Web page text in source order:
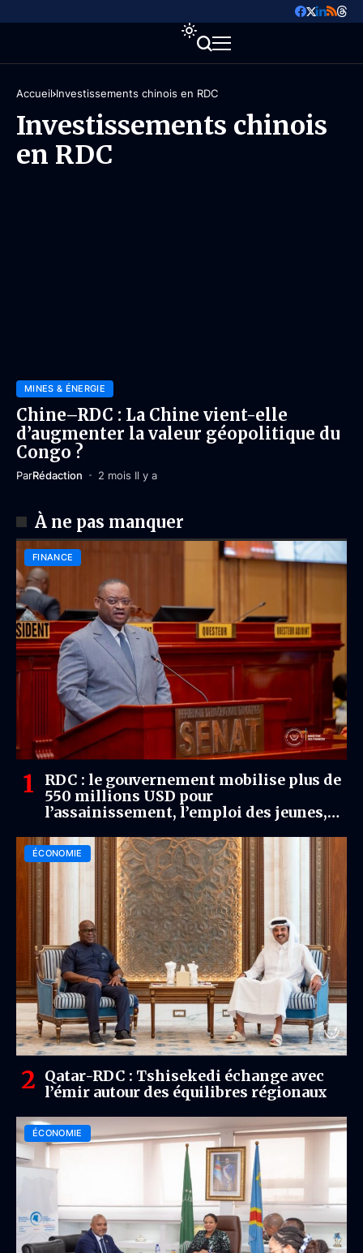
Accueil Investissements chinois en RDC
Investissements chinois
en RDC
MINES & ÉNERGIE
Chine–RDC : La Chine vient-elle
d’augmenter la valeur géopolitique du
Congo ?
ParRédaction 2 mois Il y a
À ne pas manquer
FINANCE
RDC : le gouvernement mobilise plus de
550 millions USD pour
l’assainissement, l’emploi des jeunes,
ÉCONOMIE
Qatar-RDC : Tshisekedi échange avec
l’émir autour des équilibres régionaux
ÉCONOMIE